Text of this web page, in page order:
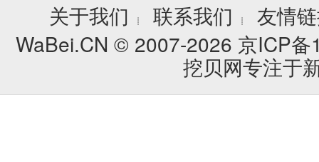
关于我们
┊ 联系我们 ┊
友情
WaBei.CN © 2007-2026 京ICP
挖贝网专注于